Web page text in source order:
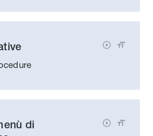
 
di
 